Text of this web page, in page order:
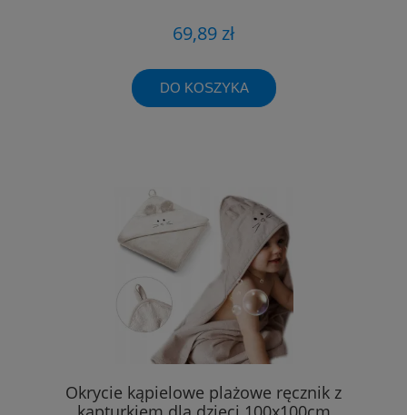
69,89 zł
DO KOSZYKA
Okrycie kąpielowe plażowe ręcznik z